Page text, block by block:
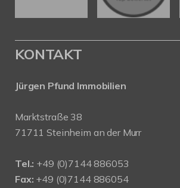
KONTAKT
Jürgen Pfund Immobilien
Marktstraße 38
71711 Steinheim an der Murr
Tel.: +49 (0)7144 886053
Fax: +49 (0)7144 886054